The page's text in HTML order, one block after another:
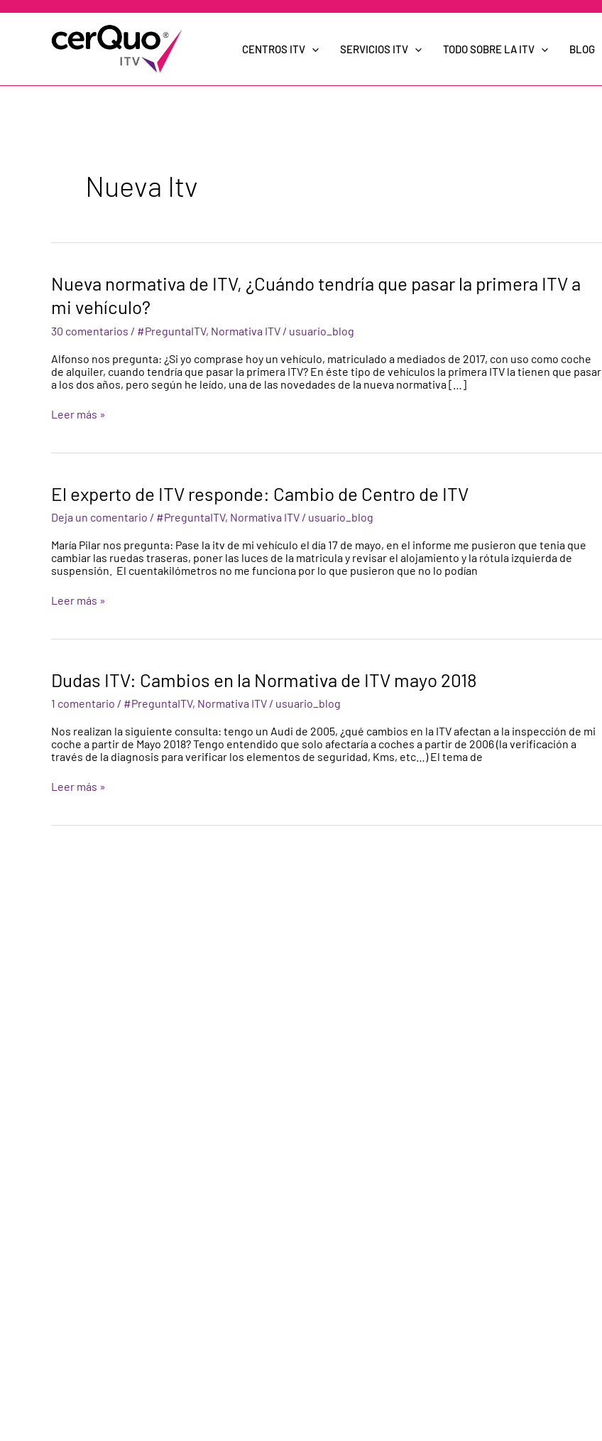
CENTROS ITV SERVICIOS ITV TODO SOBRE LA ITV BLOG
Nueva Itv
Nueva normativa de ITV, ¿Cuándo tendría que pasar la primera ITV a
mi vehículo?
30 comentarios / #PreguntaITV, Normativa ITV / usuario_blog
Alfonso nos pregunta: ¿Si yo comprase hoy un vehículo, matriculado a mediados de 2017, con uso como coche
de alquiler, cuando tendría que pasar la primera ITV? En éste tipo de vehículos la primera ITV la tienen que pasar
a los dos años, pero según he leído, una de las novedades de la nueva normativa […]
Nueva
normativa
de
ITV,
¿Cuándo
que
pasar
la
primera
a
Leer más »
El experto de ITV responde: Cambio de Centro de ITV
Deja un comentario / #PreguntaITV, Normativa ITV / usuario_blog
María Pilar nos pregunta: Pase la itv de mi vehículo el día 17 de mayo, en el informe me pusieron que tenia que
cambiar las ruedas traseras, poner las luces de la matricula y revisar el alojamiento y la rótula izquierda de
suspensión. El cuentakilómetros no me funciona por lo que pusieron que no lo podían
El
experto
de
ITV
Cambio
de
Centro
ITV
Leer más »
Dudas ITV: Cambios en la Normativa de ITV mayo 2018
1 comentario / #PreguntaITV, Normativa ITV / usuario_blog
Nos realizan la siguiente consulta: tengo un Audi de 2005, ¿qué cambios en la ITV afectan a la inspección de mi
coche a partir de Mayo 2018? Tengo entendido que solo afectaría a coches a partir de 2006 (la verificación a
través de la diagnosis para verificar los elementos de seguridad, Kms, etc…) El tema de
Dudas
ITV:
Cambios
en
Normativa
de
ITV
2018
Leer más »